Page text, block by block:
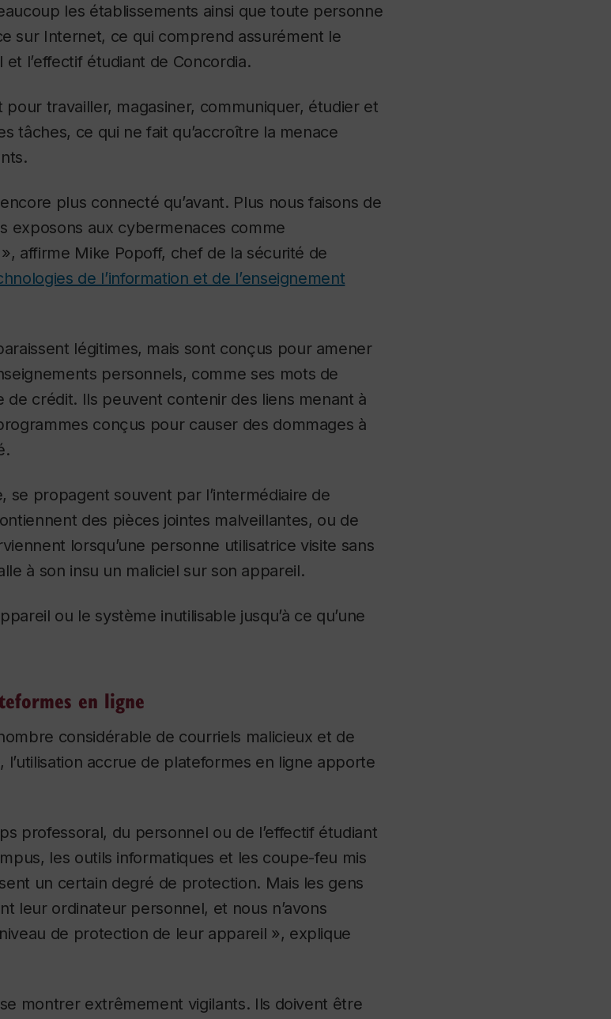
les établissements ainsi que toute personne
sur Internet, ce qui comprend assurément le
l’effectif étudiant de Concordia.
travailler, magasiner, communiquer, étudier et
tâches, ce qui ne fait qu’accroître la menace
plus connecté qu’avant. Plus nous faisons de
exposons aux cybermenaces comme
affirme Mike Popoff, chef de la sécurité de
de l’information et de l’enseignement
légitimes, mais sont conçus pour amener
personnels, comme ses mots de
de crédit. Ils peuvent contenir des liens menant à
conçus pour causer des dommages à
se propagent souvent par l’intermédiaire de
des pièces jointes malveillantes, ou de
lorsqu’une personne utilisatrice visite sans
à son insu un maliciel sur son appareil.
ou le système inutilisable jusqu’à ce qu’une
en ligne
considérable de courriels malicieux et de
l’utilisation accrue de plateformes en ligne apporte
professoral, du personnel ou de l’effectif étudiant
les outils informatiques et les coupe-feu mis
un certain degré de protection. Mais les gens
leur ordinateur personnel, et nous n’avons
de protection de leur appareil », explique
montrer extrêmement vigilants. Ils doivent être